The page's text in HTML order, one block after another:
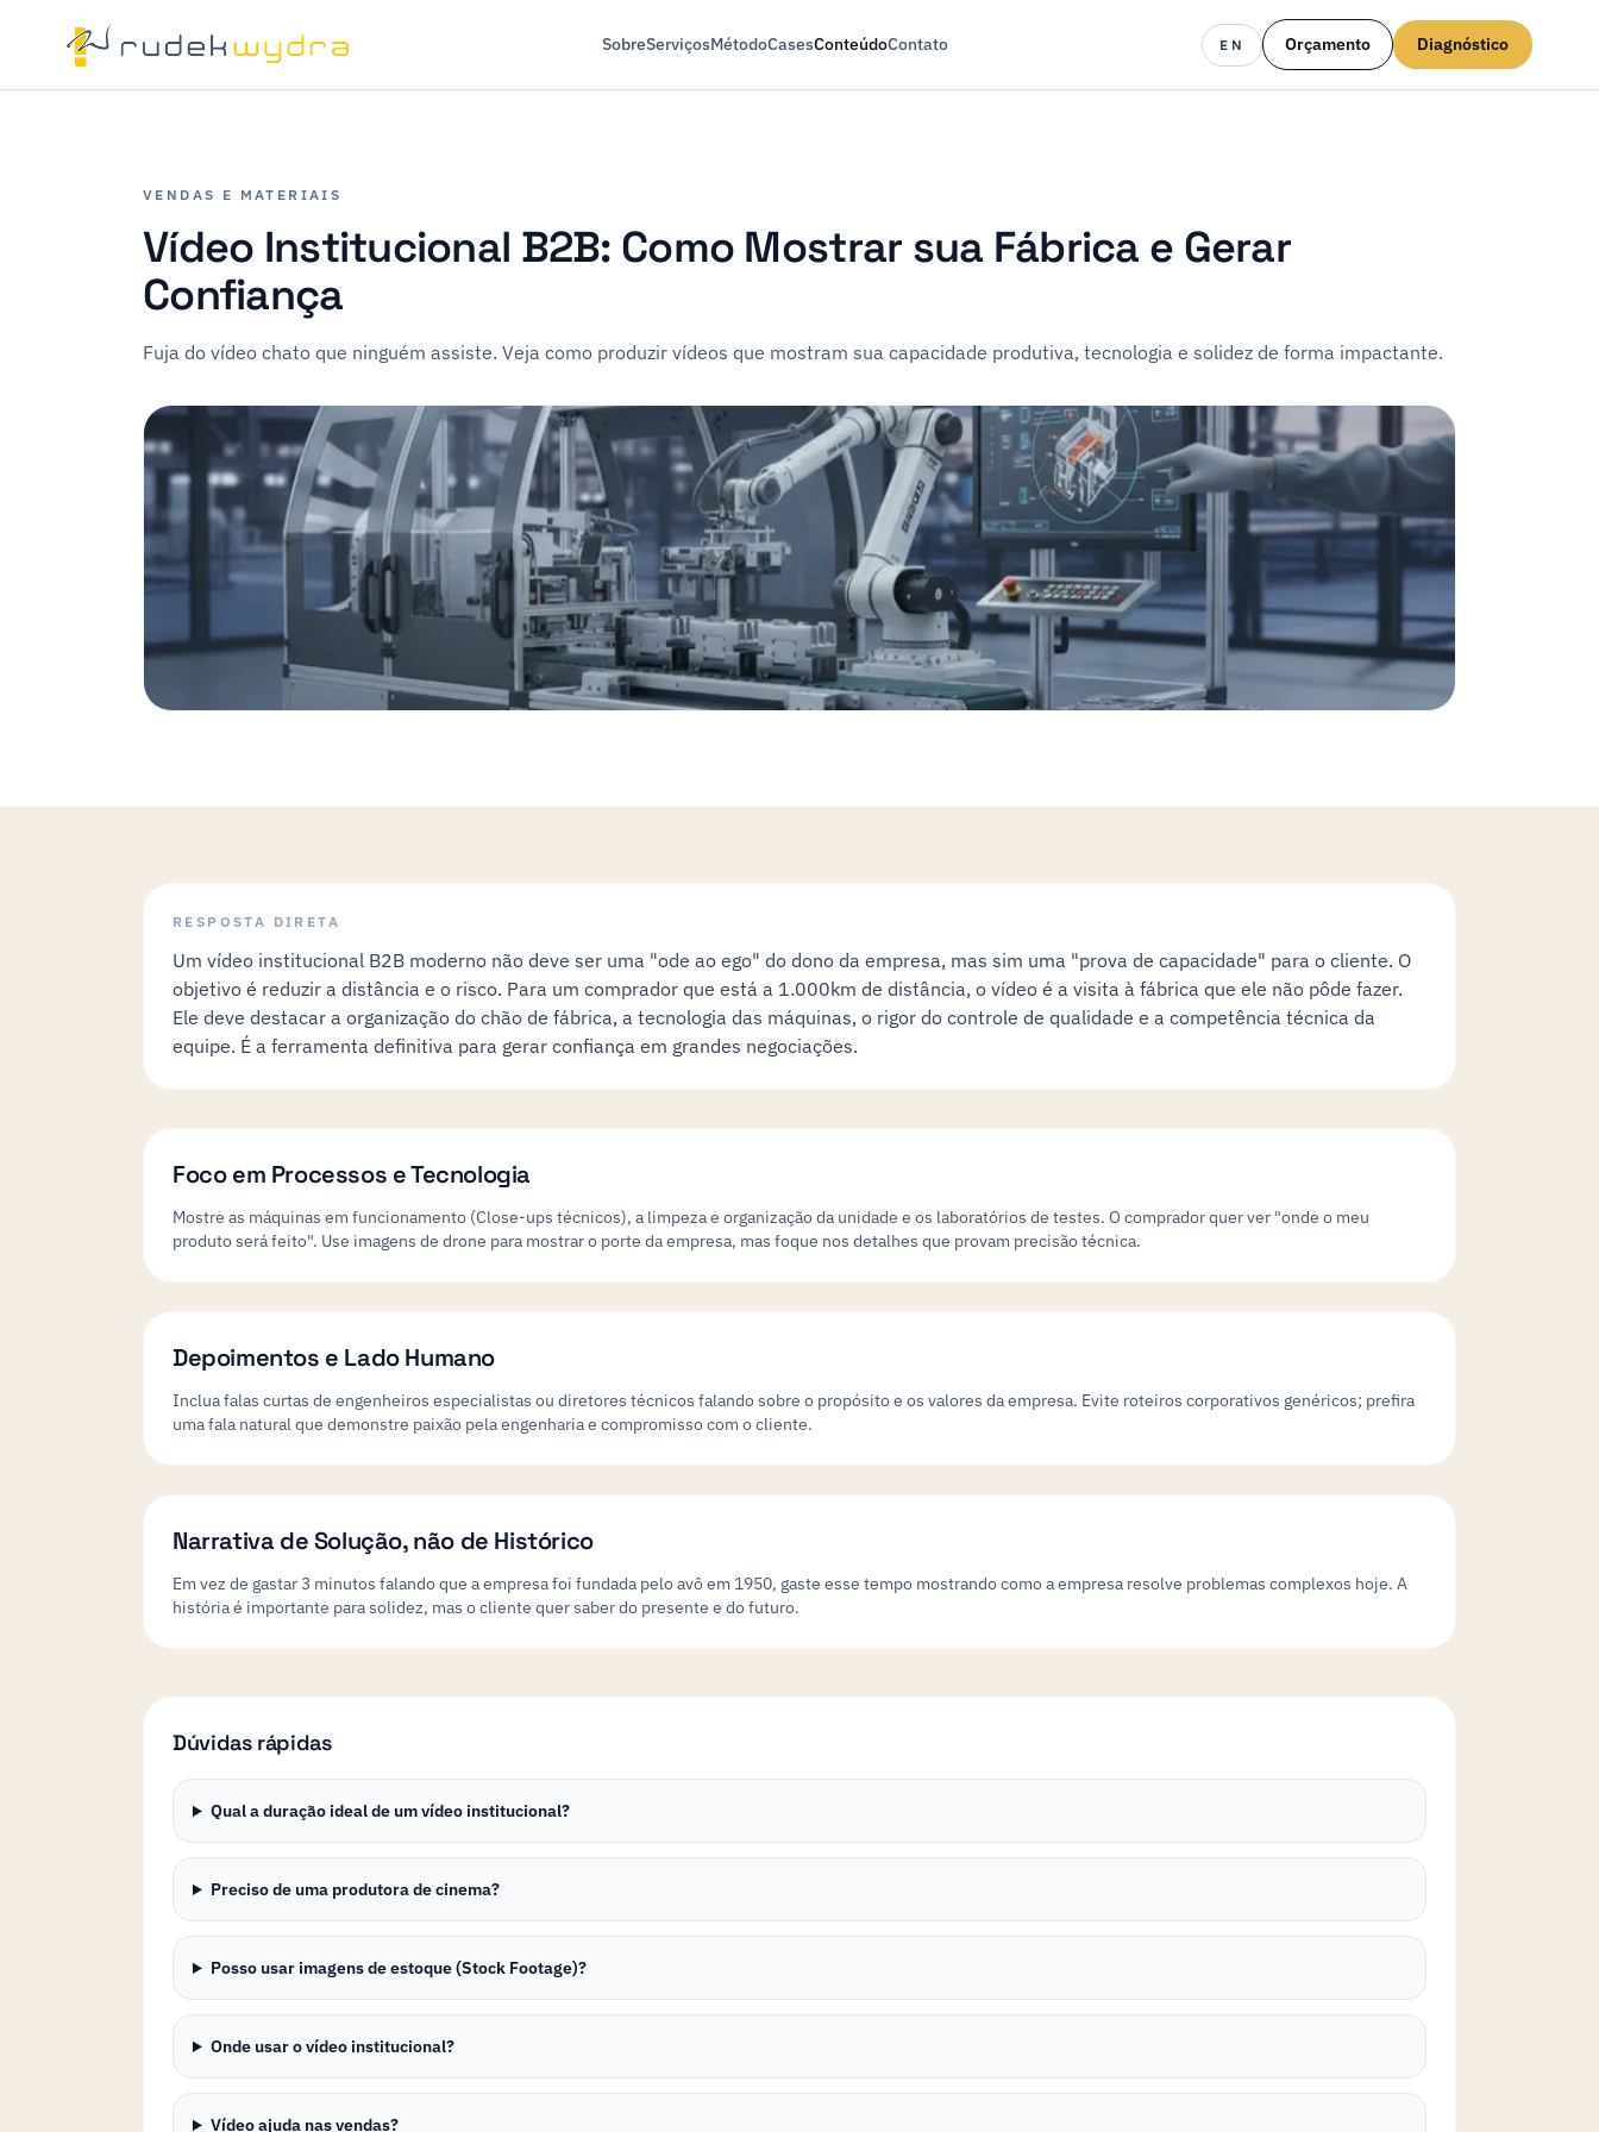
SobreServiçosMétodoCasesConteúdoContato EN Orçamento Diagnóstico
VENDAS E MATERIAIS
Vídeo Institucional B2B: Como Mostrar sua Fábrica e Gerar
Confiança
Fuja do vídeo chato que ninguém assiste. Veja como produzir vídeos que mostram sua capacidade produtiva, tecnologia e solidez de forma impactante.
RESPOSTA DIRETA
Um vídeo institucional B2B moderno não deve ser uma "ode ao ego" do dono da empresa, mas sim uma "prova de capacidade" para o cliente. O
objetivo é reduzir a distância e o risco. Para um comprador que está a 1.000km de distância, o vídeo é a visita à fábrica que ele não pôde fazer.
Ele deve destacar a organização do chão de fábrica, a tecnologia das máquinas, o rigor do controle de qualidade e a competência técnica da
equipe. É a ferramenta definitiva para gerar confiança em grandes negociações.
Foco em Processos e Tecnologia
Mostre as máquinas em funcionamento (Close-ups técnicos), a limpeza e organização da unidade e os laboratórios de testes. O comprador quer ver "onde o meu
produto será feito". Use imagens de drone para mostrar o porte da empresa, mas foque nos detalhes que provam precisão técnica.
Depoimentos e Lado Humano
Inclua falas curtas de engenheiros especialistas ou diretores técnicos falando sobre o propósito e os valores da empresa. Evite roteiros corporativos genéricos; prefira
uma fala natural que demonstre paixão pela engenharia e compromisso com o cliente.
Narrativa de Solução, não de Histórico
Em vez de gastar 3 minutos falando que a empresa foi fundada pelo avô em 1950, gaste esse tempo mostrando como a empresa resolve problemas complexos hoje. A
história é importante para solidez, mas o cliente quer saber do presente e do futuro.
Dúvidas rápidas
Qual a duração ideal de um vídeo institucional?
Preciso de uma produtora de cinema?
Posso usar imagens de estoque (Stock Footage)?
Onde usar o vídeo institucional?
Vídeo ajuda nas vendas?